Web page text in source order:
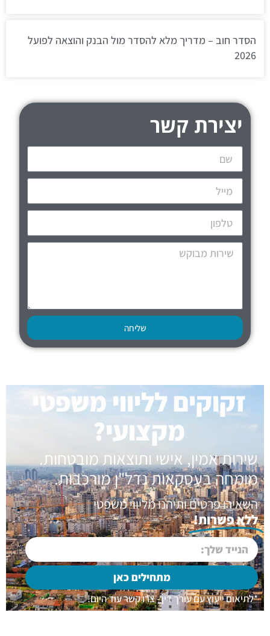
הסדר חוב – מדריך מלא להסדר מול הבנק והוצאה לפועל
2026
יצירת קשר
שליחה
זקוקים לליווי משפטי
מקצועי?
שירות אמין, אישי ותוצאות מובטחות.
מומחה בעסקאות נדל"ן מורכבות.
השאירו פרטים ותיהנו מליווי משפטי
ללא פשרות!
מתחילים כאן
*לתיאום ייעוץ עם עורך דין - צרו קשר עוד היום!